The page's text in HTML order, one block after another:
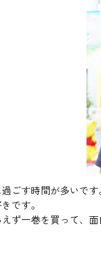
ごす時間が多いで
です。
ず一巻を買って、